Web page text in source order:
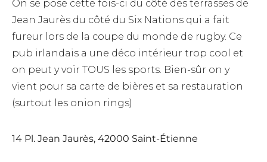
On se pose cette fois-ci du côté des terrasses de
Jean Jaurès du côté du Six Nations qui a fait
fureur lors de la coupe du monde de rugby. Ce
pub irlandais a une déco intérieur trop cool et
on peut y voir TOUS les sports. Bien-sûr on y
vient pour sa carte de bières et sa restauration
(surtout les onion rings)
14 Pl. Jean Jaurès, 42000 Saint-Étienne